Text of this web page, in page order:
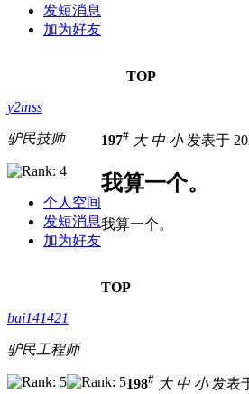
发短消息
加为好友
TOP
y2mss
驴民技师
个人空间
发短消息
加为好友
197# 大 中 小发表于
我算一个。
我算一个。
TOP
bai141421
驴民工程师
198# 大 中 小发表